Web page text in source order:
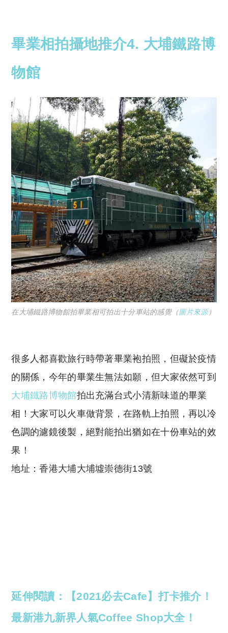
畢業相拍攝地推介4. 大埔鐵路博
物館
在大埔鐵路博物館拍畢業相可拍出十分車站的感覺（圖片來源）
很多人都喜歡旅行時帶著畢業袍拍照，但礙於疫情
的關係，今年的畢業生無法如願，但大家依然可到
大埔鐵路博物館拍出充滿台式小清新味道的畢業
相！大家可以火車做背景，在路軌上拍照，再以冷
色調的濾鏡後製，絕對能拍出猶如在十份車站的效
果！
地址：香港大埔大埔墟崇德街13號
延伸閱讀：【2021必去Cafe】打卡推介！
最新港九新界人氣Coffee Shop大全！